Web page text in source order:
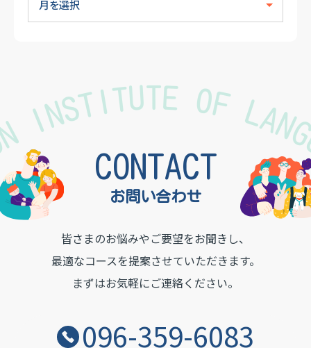
INSTITUTE OF
お問い合わせ
CONTACT
皆さまのお悩みやご要望をお聞きし、
最適なコースを提案させていただきます。
まずはお気軽にご連絡ください。
096-359-6083